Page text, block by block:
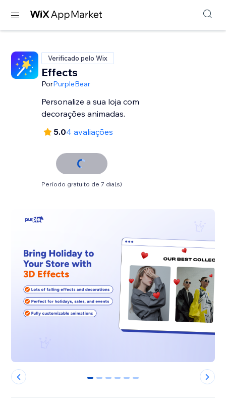
Verificado pelo Wix
Effects
PorPurpleBear
Personalize a sua loja com
decorações animadas.
5.04 avaliações
Período gratuito de 7 dia(s)
0 1 2 3 4 5